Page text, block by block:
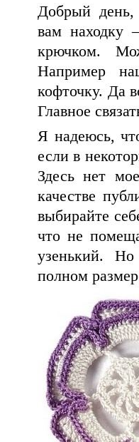
Добрый день,
вам находку
крючком.
Например
кофточку. Да
Главное
Я надеюсь,
если в
Здесь нет
качестве
выбирайте
что не
узенький.
полном